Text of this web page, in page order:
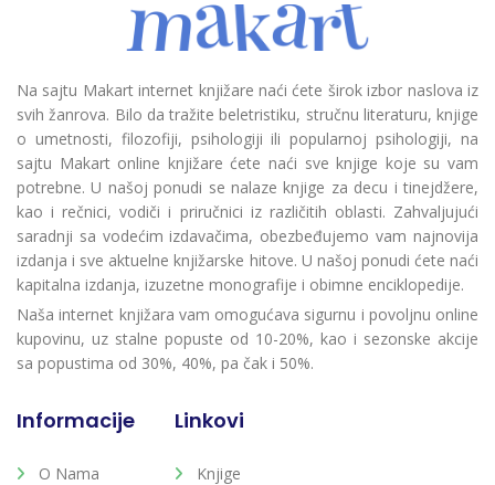
Na sajtu Makart internet knjižare naći ćete širok izbor naslova iz
svih žanrova. Bilo da tražite beletristiku, stručnu literaturu, knjige
o umetnosti, filozofiji, psihologiji ili popularnoj psihologiji, na
sajtu Makart online knjižare ćete naći sve knjige koje su vam
potrebne. U našoj ponudi se nalaze knjige za decu i tinejdžere,
kao i rečnici, vodiči i priručnici iz različitih oblasti. Zahvaljujući
saradnji sa vodećim izdavačima, obezbeđujemo vam najnovija
izdanja i sve aktuelne knjižarske hitove. U našoj ponudi ćete naći
kapitalna izdanja, izuzetne monografije i obimne enciklopedije.
Naša internet knjižara vam omogućava sigurnu i povoljnu online
kupovinu, uz stalne popuste od 10-20%, kao i sezonske akcije
sa popustima od 30%, 40%, pa čak i 50%.
Informacije
O Nama
Linkovi
Knjige